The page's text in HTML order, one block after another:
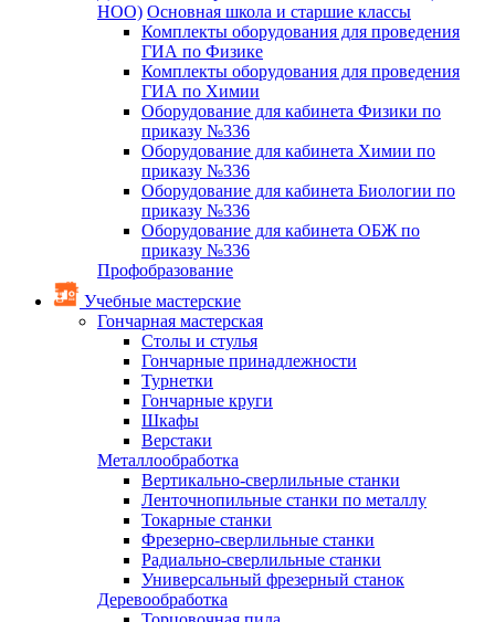
НОО) Основная школа и старшие классы
Комплекты оборудования для проведения
ГИА по Физике
Комплекты оборудования для проведения
ГИА по Химии
Оборудование для кабинета Физики по
приказу №336
Оборудование для кабинета Химии по
приказу №336
Оборудование для кабинета Биологии по
приказу №336
Оборудование для кабинета ОБЖ по
приказу №336
Профобразование
Учебные мастерские
Гончарная мастерская
Столы и стулья
Гончарные принадлежности
Турнетки
Гончарные круги
Шкафы
Верстаки
Металлообработка
Вертикально-сверлильные станки
Ленточнопильные станки по металлу
Токарные станки
Фрезерно-сверлильные станки
Радиально-сверлильные станки
Универсальный фрезерный станок
Деревообработка